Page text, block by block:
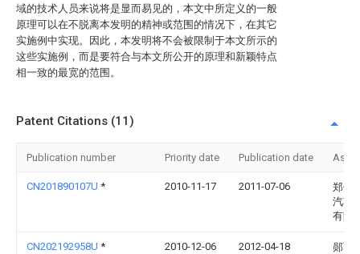
域的技术人员来说将是显而易见的，本文中所定义的一般
原理可以在不脱离本发明的精神或范围的情况下，在其它
实施例中实现。因此，本发明将不会被限制于本文所示的
这些实施例，而是要符合与本文所公开的原理和新颖特点
相一致的最宽的范围。
Patent Citations (11)
Publication number Priority date Publication date
CN201890107U * 2010-11-17 2011-07-06
郑州
汽车
有限
CN202192958U * 2010-12-06 2012-04-18
郧西